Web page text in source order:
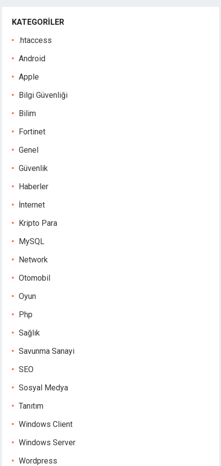
KATEGORILER
.htaccess
Android
Apple
Bilgi Güvenliği
Bilim
Fortinet
Genel
Güvenlik
Haberler
İnternet
Kripto Para
MySQL
Network
Otomobil
Oyun
Php
Sağlık
Savunma Sanayi
SEO
Sosyal Medya
Tanıtım
Windows Client
Windows Server
Wordpress